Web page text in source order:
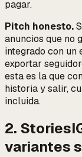
pagar.
Pitch honesto.
anuncios que no
integrado con un
exportar
esta es la que
historia y salir,
incluida.
2.
variantes